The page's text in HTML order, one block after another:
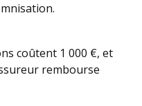
coûtent 1 000 €, et
rembourse